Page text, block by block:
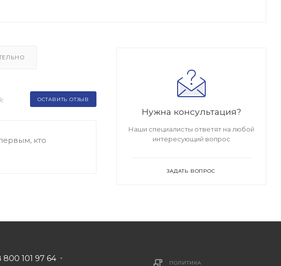
ОСТАВИТЬ ОТЗЫВ
кто
Нужна консультация?
Наши специалисты ответят на любой
интересующий вопрос
ЗАДАТЬ ВОПРОС
800 101 97 64 ПОЛИТИКА